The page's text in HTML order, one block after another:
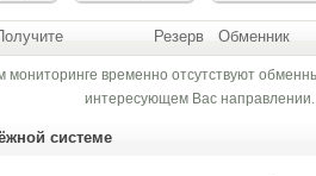
Резерв Обменник
мониторинге временно отсутствуют
интересующем Вас направлении.
системе